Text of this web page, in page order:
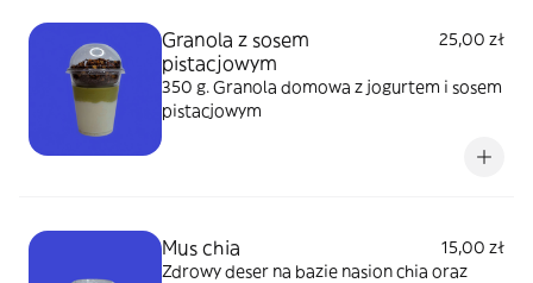
Granola z sosem
pistacjowym
25,00 zł
350 g. Granola domowa z jogurtem i sosem
pistacjowym
Mus chia
15,00 zł
Zdrowy deser na bazie nasion chia oraz